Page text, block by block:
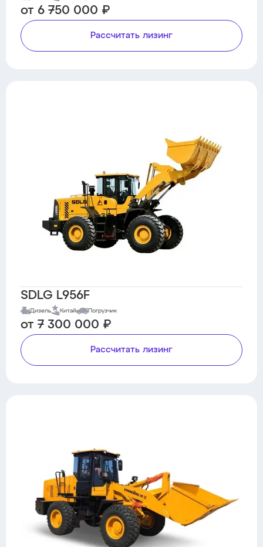
от 6 750 000 ₽
Рассчитать лизинг
SDLG L956F
Дизель Китай Погрузчик
от 7 300 000 ₽
Рассчитать лизинг